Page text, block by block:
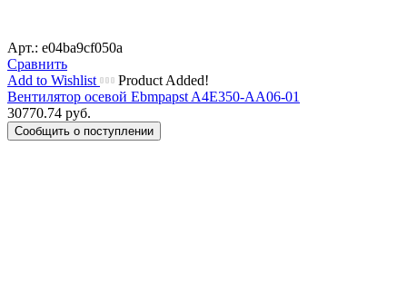
Арт.: e04ba9cf050a
Сравнить
Add to Wishlist
Product Added!
Вентилятор осевой Ebmpapst A4E350-AA06-01
30770.74 руб.
Сообщить о поступлении